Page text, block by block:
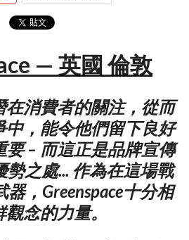
— 英國 倫敦
在消費者的關注，從而
中，能令他們留下良好
要 – 而這正是品牌宣傳
勢之處... 作為在這場戰
，Greenspace十分相
念的力量。